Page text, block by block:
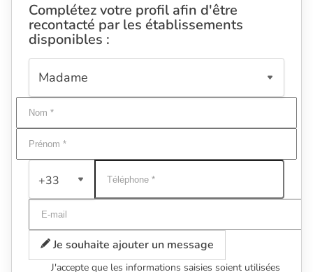
Complétez votre profil afin d'être
recontacté par les établissements
disponibles :
+33
Je souhaite ajouter un message
J'accepte que les informations saisies soient utilisées